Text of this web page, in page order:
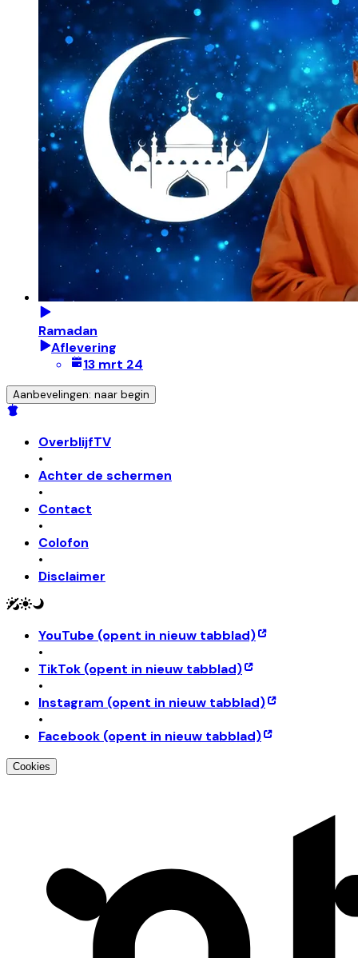
Ramadan
Aflevering
13 mrt 24
Aanbevelingen: naar begin
OverblijfTV
•
Achter de schermen
•
Contact
•
Colofon
•
Disclaimer
YouTube (opent in nieuw tabblad)
•
TikTok (opent in nieuw tabblad)
•
Instagram (opent in nieuw tabblad)
•
Facebook (opent in nieuw tabblad)
Cookies